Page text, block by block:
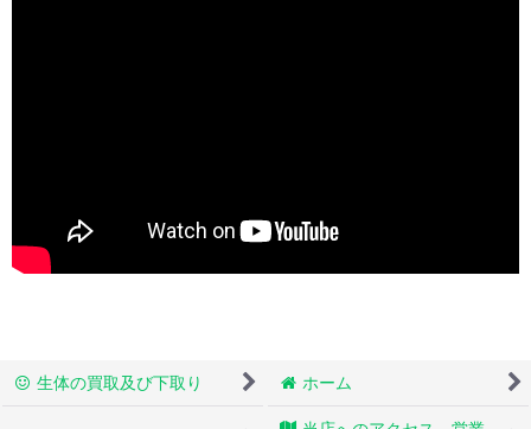
生体の買取及び下取り ホーム